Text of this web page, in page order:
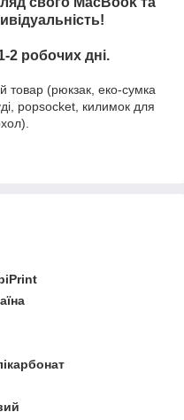
2 робочих дні.
товар (рюкзак, еко-сумка
popsocket, килимок для